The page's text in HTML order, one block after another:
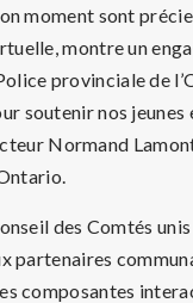
moment sont
montre un
provinciale de
soutenir nos
Normand
des Comtés
partenaires
composantes